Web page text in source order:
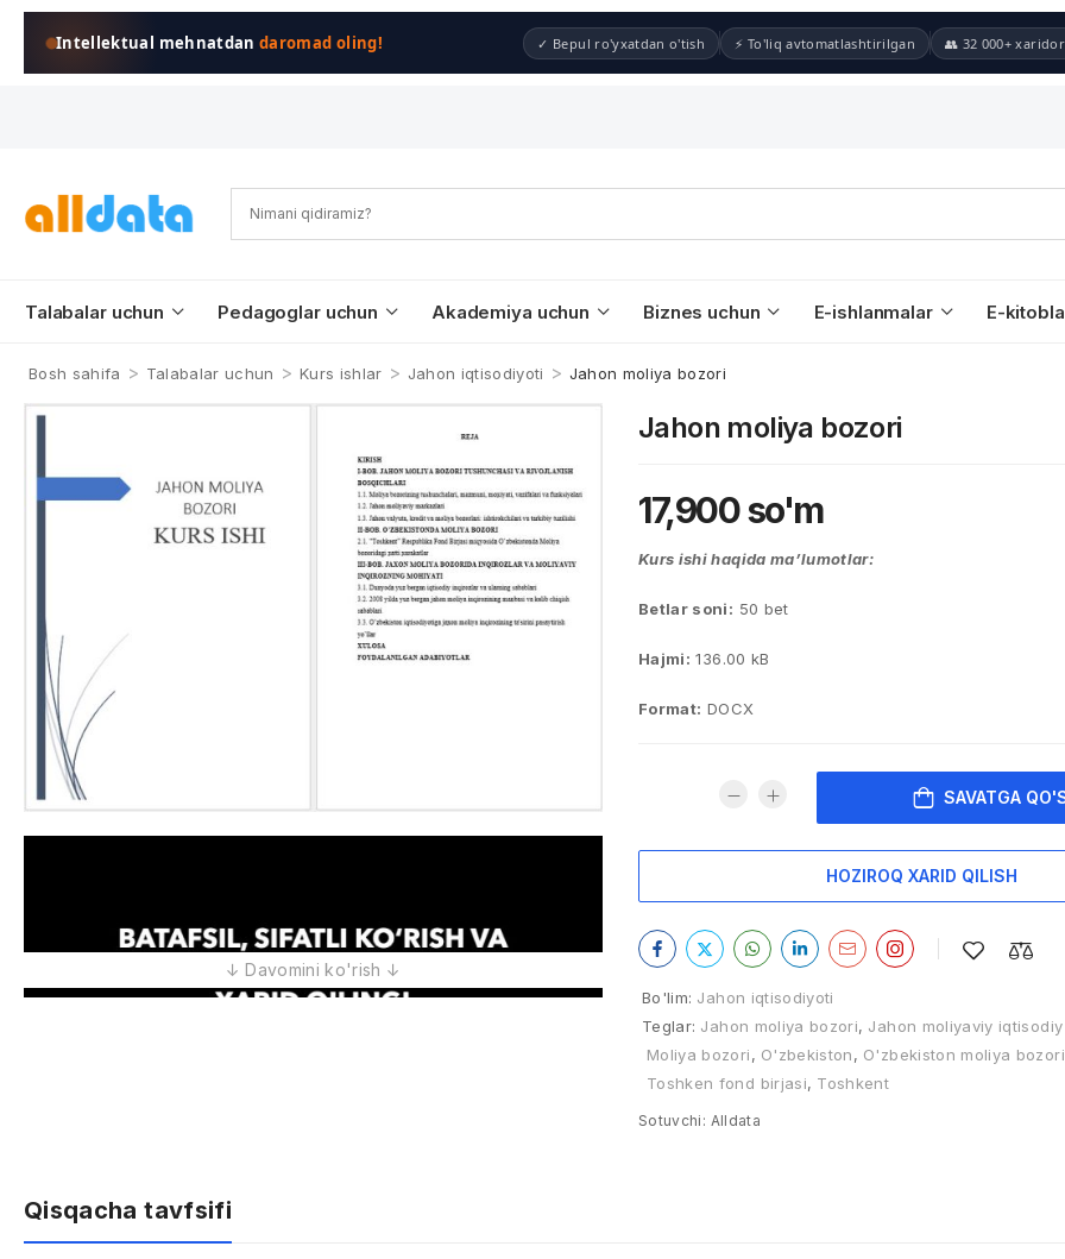
Intellektual mehnatdandaromad oling! ✓ Bepul ro'yxatdan o'tish ⚡ To'liq avtomatlashtirilgan 👥 32 000+ xaridor
Talabalar uchun Pedagoglar uchun Akademiya uchun Biznes uchun E-ishlanmalar E-
Bosh sahifa > Talabalar uchun > Kurs ishlar > Jahon iqtisodiyoti > Jahon moliya bozori
Jahon moliya bozori
17,900so'm
Kurs ishi haqida ma’lumotlar:
Betlar soni: 50 bet
Hajmi: 136.00 kB
Format: DOCX
SAVATGA
HOZIROQ XARID QILISH
Bo'lim: Jahon iqtisodiyoti
Teglar: Jahon moliya bozori, Jahon moliyaviy
Moliya bozori, O'zbekiston, O'zbekiston moliya bozori
Toshken fond birjasi, Toshkent
Sotuvchi: Alldata
Qisqacha tavfsifi